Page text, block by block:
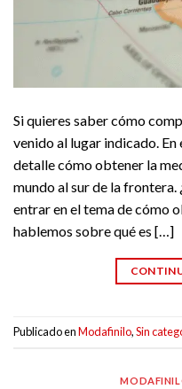
Si quieres saber cómo
venido al lugar indicado.
detalle cómo obtener la
mundo al sur de la
entrar en el tema de cómo
hablemos sobre qué es […]
Publicado enModafinilo,Sin